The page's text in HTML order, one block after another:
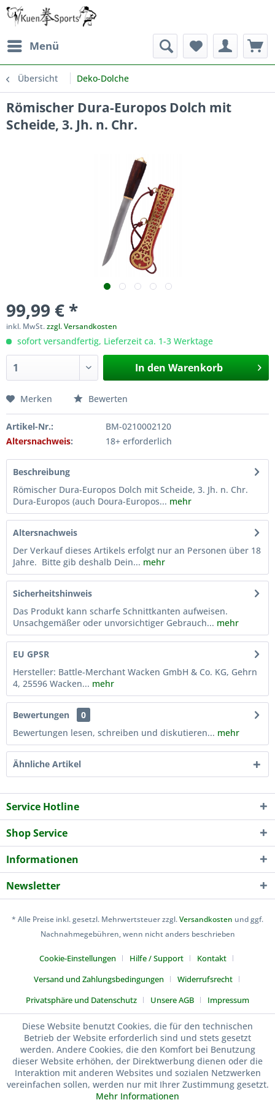
Menü
Übersicht Deko-Dolche
Römischer Dura-Europos Dolch mit
Scheide, 3. Jh. n. Chr.
99,99 € *
inkl. MwSt.zzgl. Versandkosten
sofort versandfertig, Lieferzeit ca. 1-3 Werktage
In den Warenkorb
Merken Bewerten
Artikel-Nr.:
BM-0210002120
Altersnachweis: 18+ erforderlich
Beschreibung
Römischer Dura-Europos Dolch mit Scheide, 3. Jh. n. Chr.
Dura-Europos (auch Doura-Europos... mehr
Altersnachweis
Der Verkauf dieses Artikels erfolgt nur an Personen über 18
Jahre. Bitte gib deshalb Dein... mehr
Sicherheitshinweis
Das Produkt kann scharfe Schnittkanten aufweisen.
Unsachgemäßer oder unvorsichtiger Gebrauch... mehr
EU GPSR
Hersteller: Battle-Merchant Wacken GmbH & Co. KG, Gehrn
4, 25596 Wacken... mehr
Bewertungen
0
Bewertungen lesen, schreiben und diskutieren... mehr
Ähnliche Artikel
Service Hotline
Shop Service
Informationen
Newsletter
* Alle Preise inkl. gesetzl. Mehrwertsteuer zzgl.Versandkosten und ggf.
Nachnahmegebühren, wenn nicht anders beschrieben
Cookie-Einstellungen Hilfe / Support
Kontakt
Versand und Zahlungsbedingungen
Widerrufsrecht
Privatsphäre und Datenschutz
Unsere AGB
Impressum
Kuen-Sports
Diese Website benutzt Cookies, die für den technischen
Betrieb der Website erforderlich sind und stets gesetzt
werden. Andere Cookies, die den Komfort bei Benutzung
dieser Website erhöhen, der Direktwerbung dienen oder die
Interaktion mit anderen Websites und sozialen Netzwerken
vereinfachen sollen, werden nur mit Ihrer Zustimmung gesetzt.
Mehr Informationen